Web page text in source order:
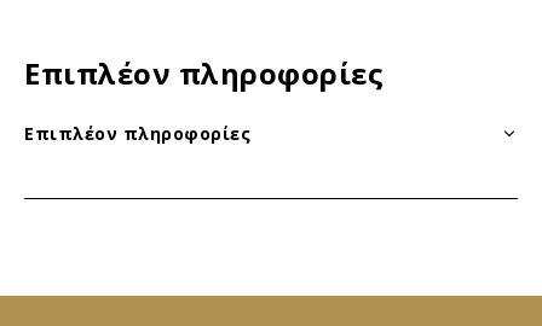
Επιπλέον πληροφορίες
Επιπλέον πληροφορίες